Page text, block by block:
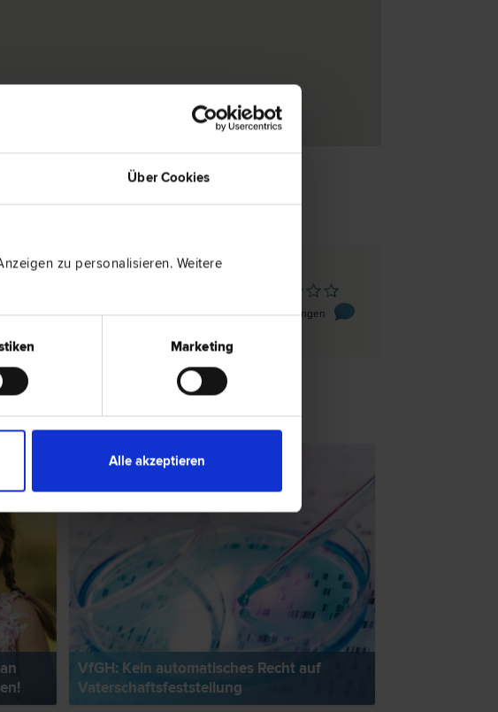
Über Cookies
zu personalisieren. Weitere
Marketing
Alle akzeptieren
0 Bewertungen
RECHTSNEWS
VfGH: Kein automatisches Recht auf
Vaterschaftsfeststellung